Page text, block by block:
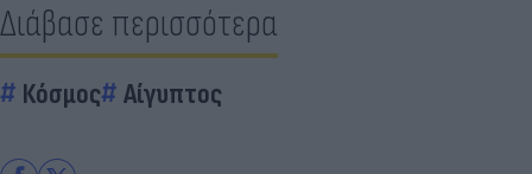
Διάβασε περισσότερα
Κόσμος Αίγυπτος